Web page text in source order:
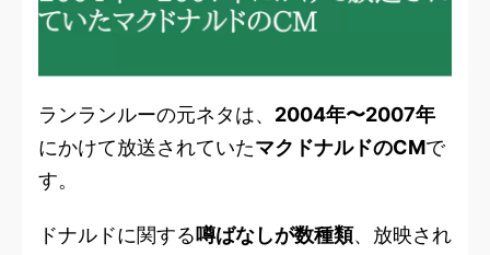
ランランルーの元ネタは、 2004年〜2007年
にかけて放送されていたマクドナルドのCMで
す。
ドナルドに関する噂ばなしが数種類、放映され